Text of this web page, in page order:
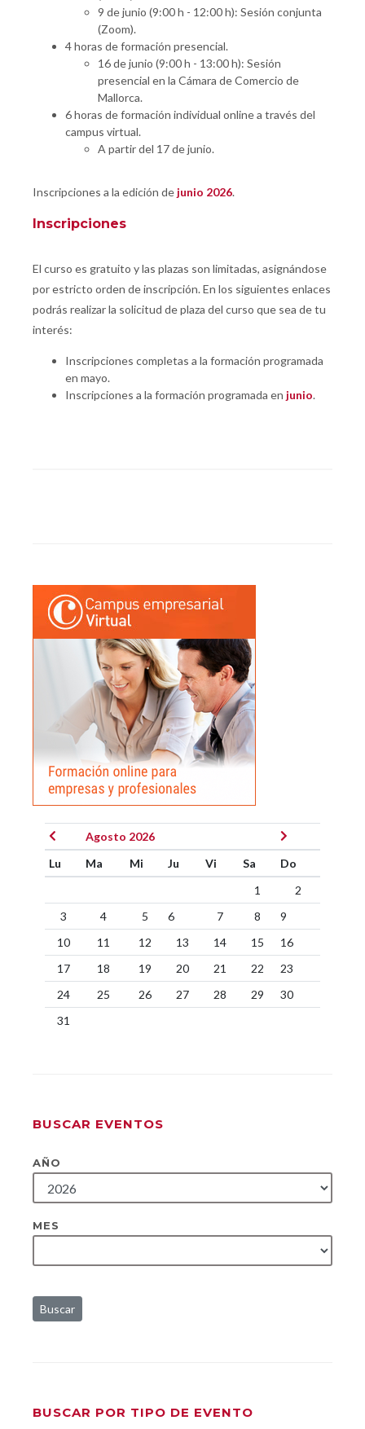
9 de junio (9:00 h - 12:00 h): Sesión conjunta
(Zoom).
4 horas de formación presencial.
16 de junio (9:00 h - 13:00 h): Sesión
presencial en la Cámara de Comercio de
Mallorca.
6 horas de formación individual online a través del
campus virtual.
A partir del 17 de junio.
Inscripciones a la edición de junio 2026.
Inscripciones
El curso es gratuito y las plazas son limitadas, asignándose
por estricto orden de inscripción. En los siguientes enlaces
podrás realizar la solicitud de plaza del curso que sea de tu
interés:
Inscripciones completas a la formación programada
en mayo.
Inscripciones a la formación programada en junio.
Agosto 2026
Lu
Ma Mi Ju Vi Sa
Do
1
2
3
4 5 6 7 8
9
10
11 12 13 14 15
16
17
18 19 20 21 22
23
24
25 26 27 28 29
30
31
BUSCAR EVENTOS
AÑO
MES
Buscar
BUSCAR POR TIPO DE EVENTO